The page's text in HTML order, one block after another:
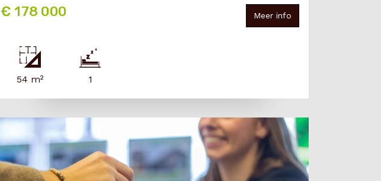
€ 178 000 Meer info
54 m² 1